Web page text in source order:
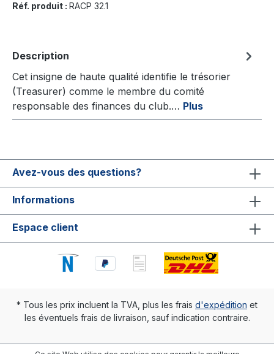
Réf. produit : RACP 32.1
Description
Cet insigne de haute qualité identifie le trésorier
(Treasurer) comme le membre du comité
responsable des finances du club.… Plus
Avez-vous des questions?
Informations
Espace client
* Tous les prix incluent la TVA, plus les frais d'expédition et
les éventuels frais de livraison, sauf indication contraire.